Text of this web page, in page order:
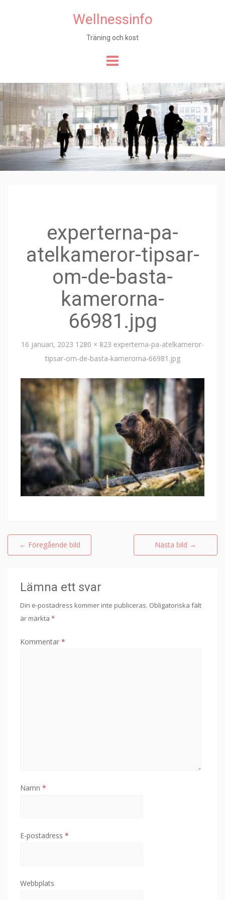
Wellnessinfo
Träning och kost
till
experterna-pa-
atelkameror-tipsar-
om-de-basta-
kamerorna-
66981.jpg
16 januari, 2023 1280 × 823 experterna-pa-atelkameror-
tipsar-om-de-basta-kamerorna-66981.jpg
← Föregående bild Nästa bild →
Lämna ett svar
Din e-postadress kommer inte publiceras. Obligatoriska fält
är märkta *
Kommentar *
Namn *
E-postadress *
Webbplats